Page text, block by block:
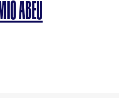
ABEU